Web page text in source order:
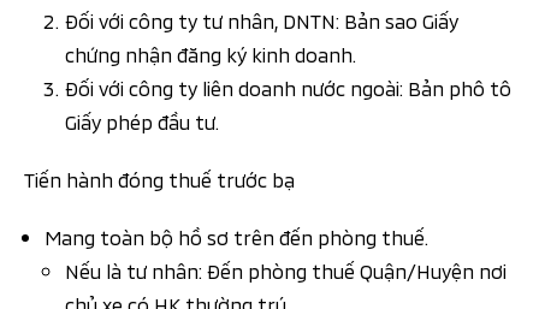
Đối với công ty tư nhân, DNTN: Bản sao Giấy
chứng nhận đăng ký kinh doanh.
Đối với công ty liên doanh nước ngoài: Bản phô tô
Giấy phép đầu tư.
Tiến hành đóng thuế trước bạ
Mang toàn bộ hồ sơ trên đến phòng thuế.
Nếu là tư nhân: Đến phòng thuế Quận/Huyện nơi
chủ xe có HK thường trú.